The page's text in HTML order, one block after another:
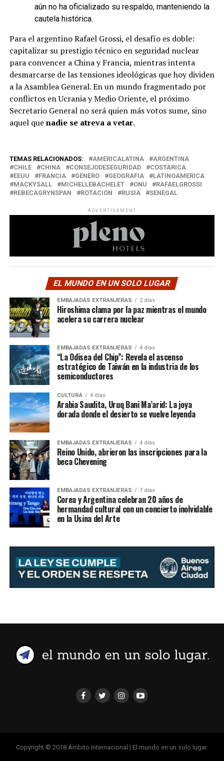
aún no ha oficializado su respaldo, manteniendo la
cautela histórica.
Para el argentino Rafael Grossi, el desafío es doble:
capitalizar su prestigio técnico en seguridad nuclear
para convencer a China y Francia, mientras intenta
desmarcarse de las tensiones ideológicas que hoy dividen
a la Asamblea General. En un mundo fragmentado por
conflictos en Ucrania y Medio Oriente, el próximo
Secretario General no será quien más votos sume, sino
aquel quenadie se atreva a vetar.
TEMAS RELACIONADOS: AMERICALATINA
ARGENTINA
CHILE
CHINA CONSEJODESEGURIDAD
COSTARICA
EEUU
FRANCIA GENERO GEOGRAFIA
LATINOAMERICA
MACKYSALL
MICHELLEBACHELET ONU
RAFAELGROSSI
REBECAGRYNSPAN
ROTACION RUSIA SENEGAL
ADVERTISEMENT
EL MUNDO EN UN SOLO LUGAR
EMBAJADAS EXTRANJERAS 2 días
Hiroshima clama por la paz mientras el mundo
acelera su carrera nuclear
EMBAJADAS EXTRANJERAS 4 días
“La Odisea del Chip”: Revela el ascenso
estratégico de Taiwán en la industria de los
semiconductores
CULTURA 4 días
Arabia Saudita, Uruq Bani Ma’arid: La joya
dorada donde el desierto se vuelve leyenda
EMBAJADAS EXTRANJERAS 4 días
Reino Unido, abrieron las inscripciones para la
beca Chevening
EMBAJADAS EXTRANJERAS 7 días
Corea y Argentina celebran 20 años de
hermandad cultural con un concierto inolvidable
en la Usina del Arte
Copyright © 2018 Ámbito Internacional | El mundo en un solo lugar.